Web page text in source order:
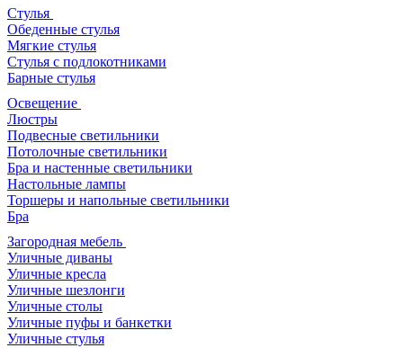
Стулья
Обеденные стулья
Мягкие стулья
Стулья с подлокотниками
Барные стулья
Освещение
Люстры
Подвесные светильники
Потолочные светильники
Бра и настенные светильники
Настольные лампы
Торшеры и напольные светильники
Бра
Загородная мебель
Уличные диваны
Уличные кресла
Уличные шезлонги
Уличные столы
Уличные пуфы и банкетки
Уличные стулья